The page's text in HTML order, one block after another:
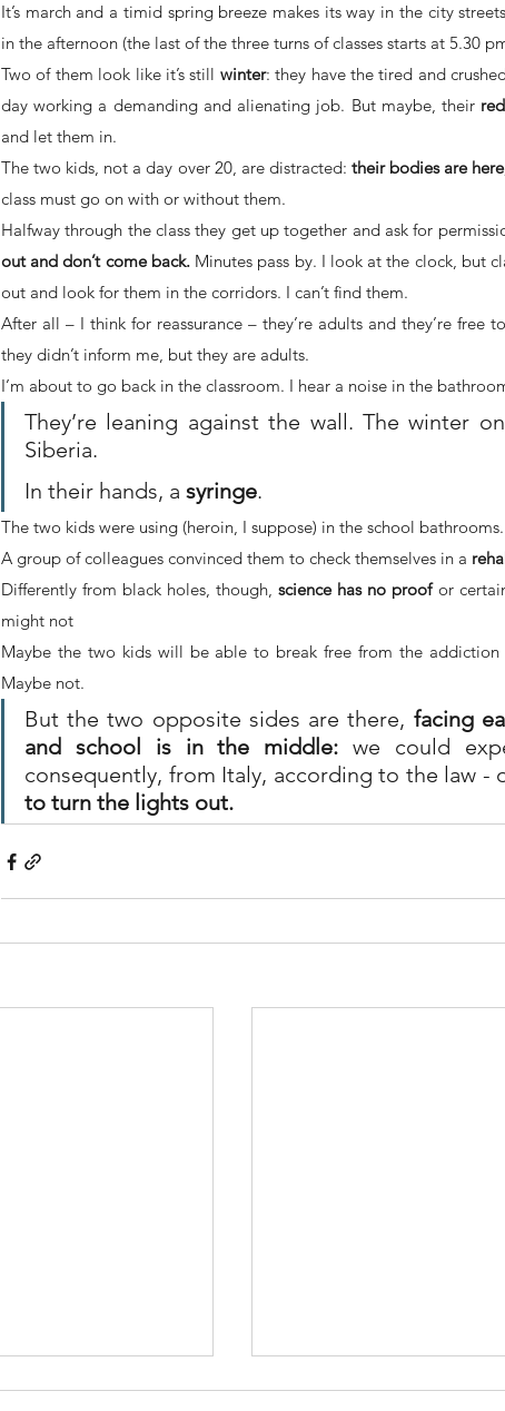
It’s march and a timid spring breeze makes its way in the city
in the afternoon (the last of the three turns of classes starts at 5.30
Two of them look like it’s still winter: they have the tired and
day working a demanding and alienating job. But maybe, their
and let them in.
The two kids, not a day over 20, are distracted: their bodies are
class must go on with or without them.
Halfway through the class they get up together and ask for
out and don’t come back. Minutes pass by. I look at the clock, but
out and look for them in the corridors. I can’t find them.
After all – I think for reassurance – they’re adults and they’re free
they didn’t inform me, but they are adults.
I’m about to go back in the classroom. I hear a noise in the
They’re leaning against the wall. The winter
Siberia.
In their hands, a syringe.
The two kids were using (heroin, I suppose) in the school
A group of colleagues convinced them to check themselves in a
Differently from black holes, though, science has no proof or
might not
Maybe the two kids will be able to break free from the
Maybe not.
But the two opposite sides are there, facing
and school is in the middle: we could
consequently, from Italy, according to the law -
to turn the lights out.